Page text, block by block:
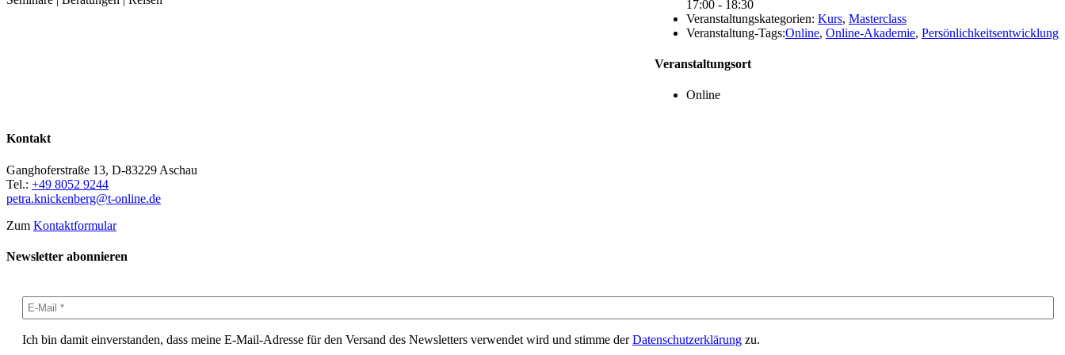
17:00 - 18:30
Veranstaltungskategorien: Kurs, Masterclass
Veranstaltung-Tags:Online, Online-Akademie, Persönlichkeitsentwicklung
Veranstaltungsort
Online
Kontakt
Ganghoferstraße 13, D-83229 Aschau
Tel.: +49 8052 9244
petra.knickenberg@t-online.de
Zum Kontaktformular
Newsletter abonnieren
Ich bin damit einverstanden, dass meine E-Mail-Adresse für den Versand des Newsletters verwendet wird und stimme derDatenschutzerklärung zu.